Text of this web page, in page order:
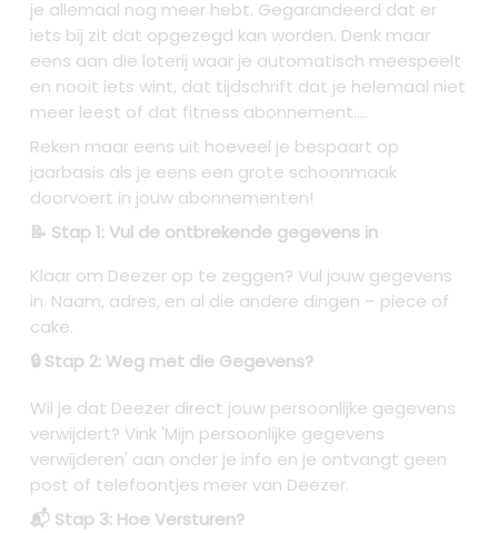
je allemaal nog meer hebt. Gegarandeerd dat er
iets bij zit dat opgezegd kan worden. Denk maar
eens aan die loterij waar je automatisch meespeelt
en nooit iets wint, dat tijdschrift dat je helemaal niet
meer leest of dat fitness abonnement....
Reken maar eens uit hoeveel je bespaart op
jaarbasis als je eens een grote schoonmaak
doorvoert in jouw abonnementen!
📝 Stap 1: Vul de ontbrekende gegevens in
Klaar om Deezer op te zeggen? Vul jouw gegevens
in. Naam, adres, en al die andere dingen – piece of
cake.
🔒 Stap 2: Weg met die Gegevens?
Wil je dat Deezer direct jouw persoonlijke gegevens
verwijdert? Vink 'Mijn persoonlijke gegevens
verwijderen' aan onder je info en je ontvangt geen
post of telefoontjes meer van Deezer.
📬 Stap 3: Hoe Versturen?